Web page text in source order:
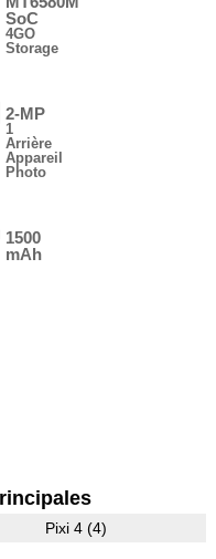
SoC
4GO
Storage
2-MP
1
Arrière
Appareil
Photo
1500
mAh
Pixi 4 (4)